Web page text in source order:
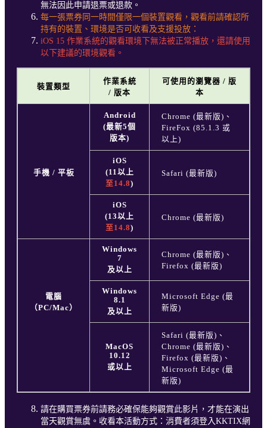
無法因此申請退票或退款。
每一張票券同一時間僅限一個裝置觀看，觀看前請確認所
持有的裝置、環境是否可收看及支援投放：
iOS 15 作業系統的觀看環境下無法被正常播放，還請使用
以下建議的環境觀看。
裝置類型
作業系統
/ 版本
可使用的瀏覽器 / 版
本
Android
(最新5個
版本)
Chrome (最新版)、
FireFox (85.1.3 或
以上)
手機 / 平板
iOS
(11以上
至14.8)
Safari (最新版)
iOS
(13以上
至14.8)
Chrome (最新版)
Windows
7
及以上
Chrome (最新版)、
Firefox (最新版)
電腦
（PC/Mac）
Windows
8.1
及以上
Microsoft Edge (最
新版)
MacOS
10.12
或以上
Safari (最新版)、
Chrome (最新版)、
Firefox (最新版)、
Microsoft Edge (最
新版)
請在購買票券前請務必確保能夠觀賞此影片，才能在演出
當天觀賞無虞。收看本活動方式：消費者須登入KKTIX網